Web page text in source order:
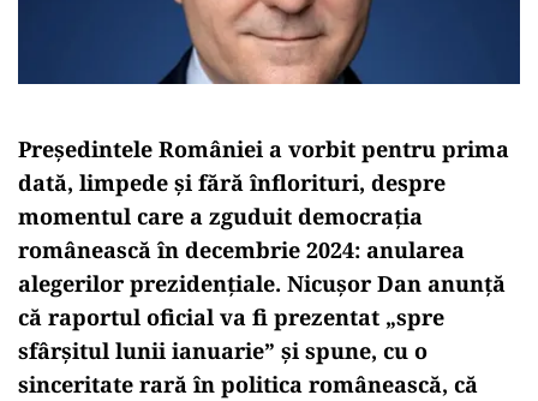
Președintele României a vorbit pentru prima
dată, limpede și fără înflorituri, despre
momentul care a zguduit democrația
românească în decembrie 2024: anularea
alegerilor prezidențiale. Nicușor Dan anunță
că raportul oficial va fi prezentat „spre
sfârșitul lunii ianuarie” și spune, cu o
sinceritate rară în politica românească, că